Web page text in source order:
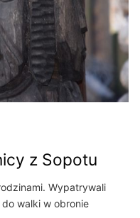
z Sopotu
Wypatrywali
walki w obronie